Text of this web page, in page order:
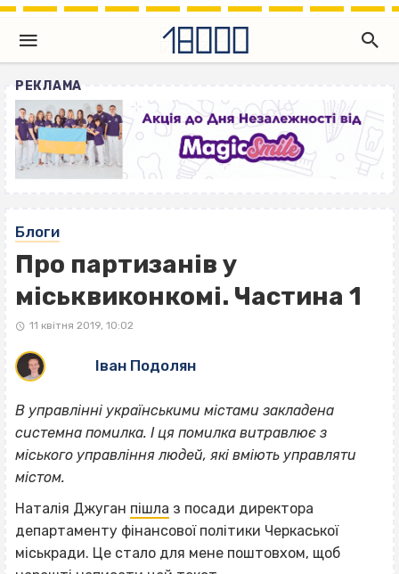
РЕКЛАМА
Блоги
Про партизанів у
міськвиконкомі. Частина 1
11 квітня 2019, 10:02
Іван Подолян
В управлінні українськими містами закладена
системна помилка. І ця помилка витравлює з
міського управління людей, які вміють управляти
містом.
Наталія Джуган пішла з посади директора
департаменту фінансової політики Черкаської
міськради. Це стало для мене поштовхом, щоб